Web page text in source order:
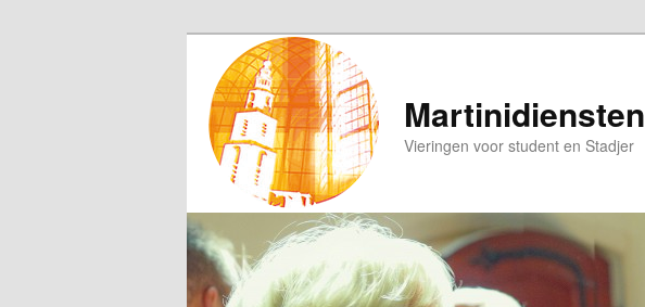
Martinidiensten
Vieringen voor student en Stadjer